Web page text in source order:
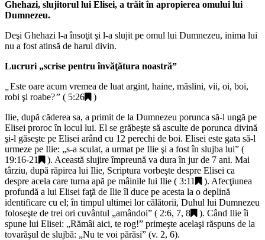
Ghehazi, slujitorul lui Elisei, a trăit în apropierea omului lui
Dumnezeu.
Deşi Ghehazi l-a însoţit şi l-a slujit pe omul lui Dumnezeu, inima lui
nu a fost atinsă de harul divin.
Lucruri „scrise pentru învăţătura noastră”
Este oare acum vremea de luat argint, haine, măslini, vii, oi, boi,
robi şi roabe?” ( 5:26
)
Ilie, după căderea sa, a primit de la Dumnezeu porunca să-l ungă pe
Elisei proroc în locul lui. El se grăbeşte să asculte de porunca divină
şi-l găseşte pe Elisei arând cu 12 perechi de boi. Elisei este gata să-l
urmeze pe Ilie: „s-a sculat, a urmat pe Ilie şi a fost în slujba lui” (
19:16-21
). Această slujire împreună va dura în jur de 7 ani. Mai
târziu, după răpirea lui Ilie, Scriptura vorbeşte despre Elisei ca
despre acela care turna apă pe mâinile lui Ilie ( 3:11
). Afecţiunea
profundă a lui Elisei faţă de Ilie îl duce pe acesta la o deplină
identificare cu el; în timpul ultimei lor călătorii, Duhul lui Dumnezeu
foloseşte de trei ori cuvântul „amândoi” ( 2:6, 7, 8
). Când Ilie îi
spune lui Elisei: „Rămâi aici, te rog!” primeşte acelaşi răspuns de la
tovarăşul de slujbă: „Nu te voi părăsi” (v. 2, 6).